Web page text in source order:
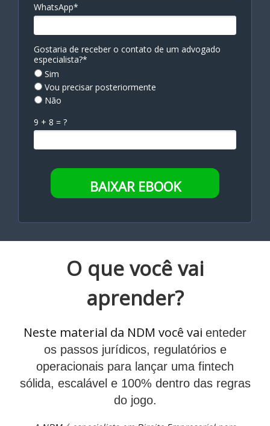
WhatsApp*
Gostaria de receber o contato de um advogado
especialista?*
Sim
Vou precisar posteriormente
Não
9 + 8 = ?
BAIXAR EBOOK
O que você vai
aprender?
Neste material da NDM você vai enteder
os passos jurídicos, regulatórios e
operacionais para lançar uma fintech
sólida, escalável e 100% dentro das regras
do jogo.